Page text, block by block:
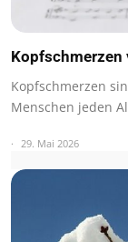
Kopfschmerzen
Kopfschmerzen
Menschen jeden
29. Mai 2026